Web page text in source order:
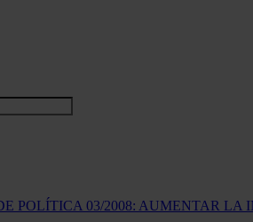
POLÍTICA 03/2008: AUMENTAR